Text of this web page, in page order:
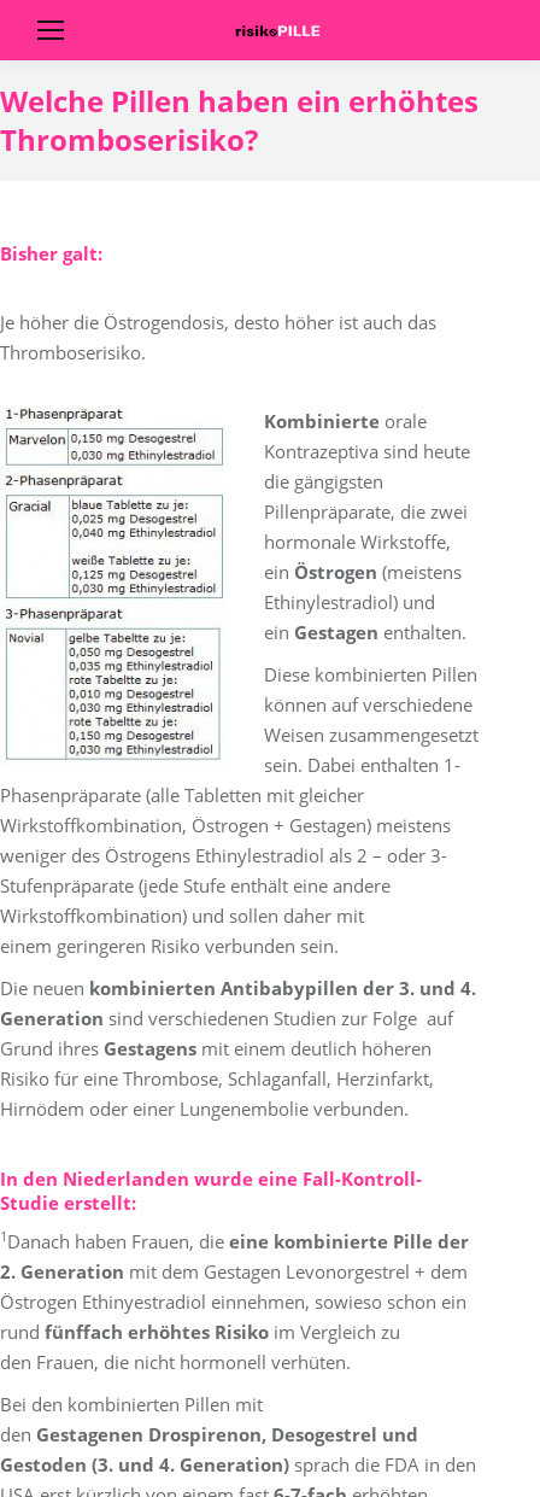
Welche Pillen haben ein erhöhtes
Thromboserisiko?
Bisher galt:
Je höher die Östrogendosis, desto höher ist auch das
Thromboserisiko.
Kombinierte orale
Kontrazeptiva sind heute
die gängigsten
Pillenpräparate, die zwei
hormonale Wirkstoffe,
ein Östrogen (meistens
Ethinylestradiol) und
ein Gestagen enthalten.
Diese kombinierten Pillen
können auf verschiedene
Weisen zusammengesetzt
sein. Dabei enthalten 1-
Phasenpräparate (alle Tabletten mit gleicher
Wirkstoffkombination, Östrogen + Gestagen) meistens
weniger des Östrogens Ethinylestradiol als 2 – oder 3-
Stufenpräparate (jede Stufe enthält eine andere
Wirkstoffkombination) und sollen daher mit
einem geringeren Risiko verbunden sein.
Die neuen kombinierten Antibabypillen der 3. und 4.
Generation sind verschiedenen Studien zur Folge auf
Grund ihres Gestagens mit einem deutlich höheren
Risiko für eine Thrombose, Schlaganfall, Herzinfarkt,
Hirnödem oder einer Lungenembolie verbunden.
In den Niederlanden wurde eine Fall-Kontroll-
Studie erstellt:
1 Danach haben Frauen, die eine kombinierte Pille der
2. Generation mit dem Gestagen Levonorgestrel + dem
Östrogen Ethinyestradiol einnehmen, sowieso schon ein
rund fünffach erhöhtes Risiko im Vergleich zu
den Frauen, die nicht hormonell verhüten.
Bei den kombinierten Pillen mit
den Gestagenen Drospirenon, Desogestrel und
Gestoden (3. und 4. Generation) sprach die FDA in den